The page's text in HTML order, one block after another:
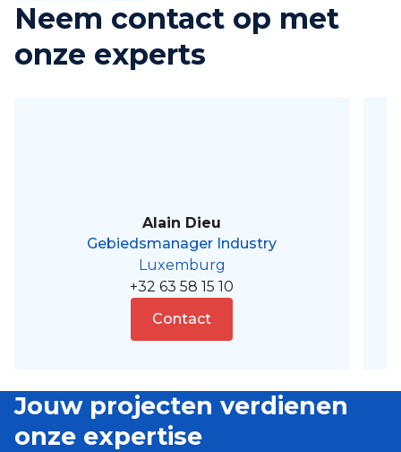
Neem contact op met
onze experts
Alain Dieu
Gebiedsmanager Industry
Luxemburg
+32 63 58 15 10
Contact
Jouw projecten verdienen
onze expertise